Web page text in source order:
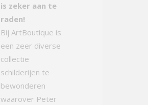
is zeker aan te
raden!
Bij ArtBoutique is
een zeer diverse
collectie
schilderijen te
bewonderen
waarover Peter